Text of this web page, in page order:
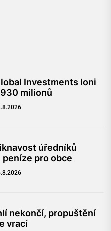
Investments loni
milionů
úředníků
peníze pro obce
nekončí, propuštění
vrací